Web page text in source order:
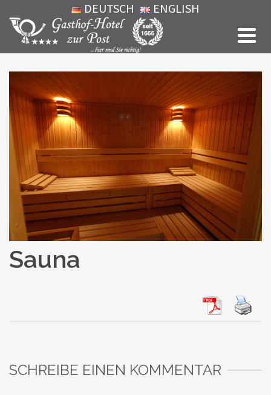
DEUTSCH ENGLISH
Sauna
SCHREIBE EINEN KOMMENTAR